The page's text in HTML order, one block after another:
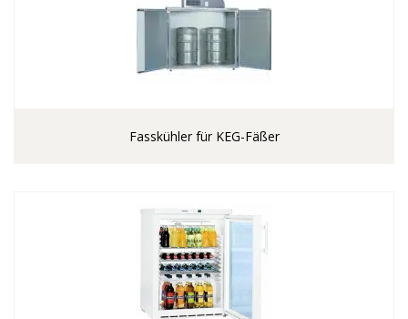
Fasskühler für KEG-Fäßer